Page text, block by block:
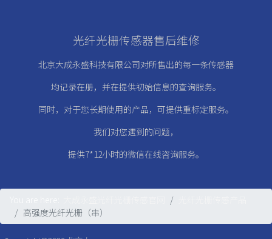
光纤光栅传感器售后维修
北京大成永盛科技有限公司对所售出的每一条传感器
均记录在册， 并在提供初始信息的查询服务。
同时，对于您长期使用的产品，可提供重标定服务。
我们对您遇到的问题，
提供7*12小时的微信在线咨询服务。
高强度光纤光栅（串）